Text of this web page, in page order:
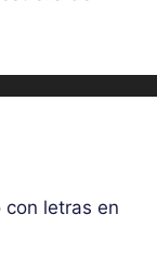
con letras en